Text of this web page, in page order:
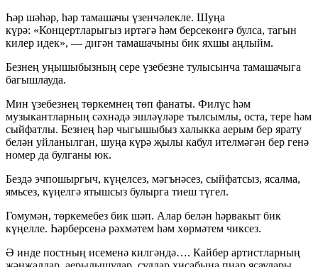
Һәр шәһәр, һәр тамашачы үзенчәлекле. Шуңа
күрә: «Концертларыгыз иртәгә һәм берсекөнгә булса, тагын
килер идек», — дигән тамашачыны бик яхшы аңлыйм.
Безнең уңышыбызның сере үзебезне тулысынча тамашачыга
багышлауда.
Мин үзебезнең төркемнең төп фанаты. Филүс һәм
музыкантларның сәхнәдә эшләүләре тылсымлы, оста, тере һәм
сыйфатлы. Безнең һәр чыгышыбыз халыкка аерым бер ярату
белән уйланылган, шуңа күрә җылы кабул ителмәгән бер генә
номер да булганы юк.
Бездә эчпошыргыч, күңелсез, мәгънәсез, сыйфатсыз, ясалма,
ямьсез, күңелгә ятышсыз булырга тиеш түгел.
Гомумән, төркемебез бик шәп. Алар белән һәрвакыт бик
күңелле. Һәрберсенә рәхмәтем һәм хөрмәтем чиксез.
Ә инде постның исеменә килгәндә…. Кайбер артистларның